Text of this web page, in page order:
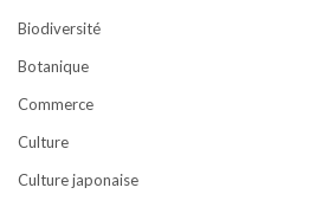
Biodiversité
Botanique
Commerce
Culture
Culture japonaise